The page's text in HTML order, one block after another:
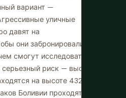
вариант —
уличные
давят на
они забронировали
смогут исследовать
риск — высота:
на высоте 4320 м,
Боливии проходят